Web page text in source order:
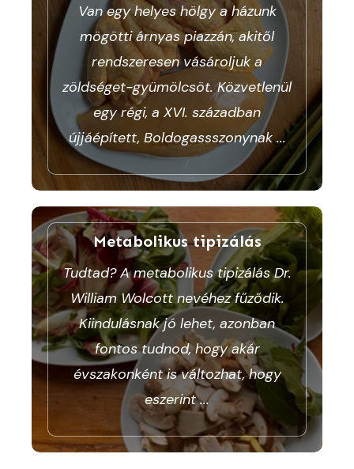
Van egy helyes hölgy a házunk
mögötti árnyas piazzán, akitől
rendszeresen vásároljuk a
zöldséget-gyümölcsöt. Közvetlenül
egy régi, a XVI. században
újjáépített, Boldogassszonynak...
Metabolikus tipizálás
Tudtad? A metabolikus tipizálás Dr.
William Wolcott nevéhez fűződik.
Kiindulásnak jó lehet, azonban
fontos tudnod, hogy akár
évszakonként is változhat, hogy
eszerint...